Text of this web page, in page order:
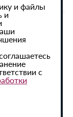
и файлы
и
с